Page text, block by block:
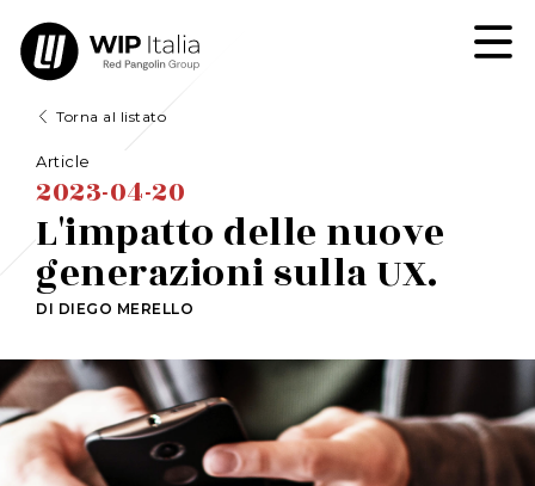
Torna al listato
Article
2023-04-20
L'impatto delle nuove
generazioni sulla UX.
DI DIEGO MERELLO